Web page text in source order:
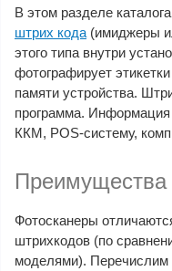
В этом разделе
штрих кода (имиджеры
этого типа внутри
фотографирует
памяти устройства.
программа. Информация
ККМ, POS-систему,
Фотосканеры
штрихкодов (по
моделями). Перечислим